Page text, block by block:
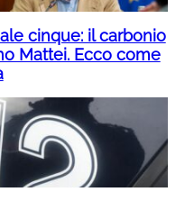
cinque: il carbonio
Mattei. Ecco come